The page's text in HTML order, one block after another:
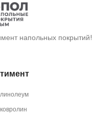
напольных покрытий!